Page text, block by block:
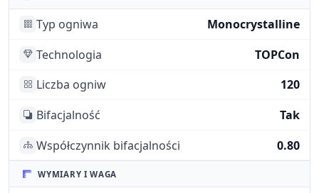
Typ ogniwa
Monocrystalline
Technologia
TOPCon
Liczba ogniw
120
Bifacjalność
Tak
Współczynnik bifacjalności
0.80
WYMIARY I WAGA